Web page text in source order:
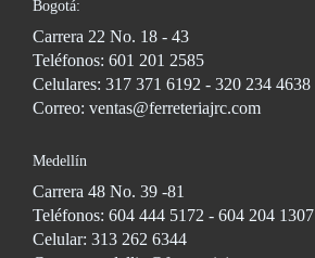
Bogotá:
Carrera 22 No. 18 - 43
Teléfonos: 601 201 2585
Celulares: 317 371 6192 - 320 234 4638
Correo: ventas@ferreteriajrc.com
Medellín
Carrera 48 No. 39 -81
Teléfonos: 604 444 5172 - 604 204 1307
Celular: 313 262 6344